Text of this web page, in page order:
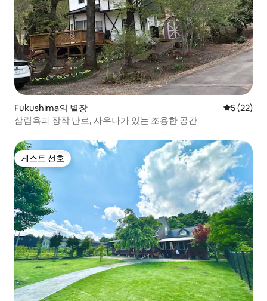
Fukushima의 별장 평점 5점
5 (22)
삼림욕과 장작 난로, 사우나가 있는 조용한 공간
게스트 선호
게스트 선호